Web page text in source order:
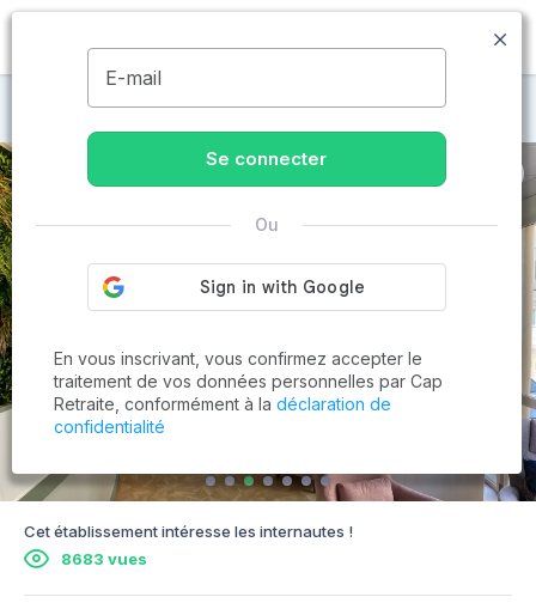
MENU
Maisons de retraite à Toulon
Cet établissement intéresse les internautes !
8683 vues
E-mail
Se connecter
Ou
En vous inscrivant, vous confirmez accepter le
traitement de vos données personnelles par Cap
Retraite, conformément à la déclaration de
confidentialité